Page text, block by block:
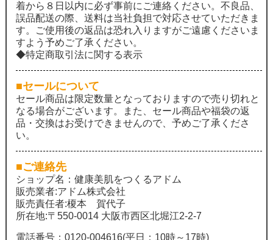
着から８日以内に必ず事前にご連絡ください。不良品、
誤品配送の際、送料は当社負担で対応させていただきま
す。ご使用後の返品は恐れ入りますがご遠慮くださいま
すよう予めご了承ください。
◆特定商取引法に関する表示
■セールについて
セール商品は限定数量となっておりますので売り切れと
なる場合がございます。また、セール商品や福袋の返
品・交換はお受けできませんので、予めご了承くださ
い。
■ご連絡先
ショップ名：健康美肌をつくるアドム
販売業者:アドム株式会社
販売責任者:榎本 賀代子
所在地:〒550-0014 大阪市西区北堀江2-2-7
電話番号： 0120-004616(平日：10時～17時)